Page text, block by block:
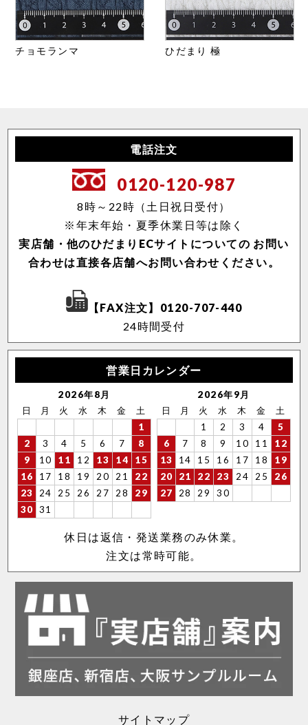
チョモランマ ひだまり 極
電話注文
0120-120-987
8時～22時（土日祝日受付）
※年末年始・夏季休業日等は除く
実店舗・他のひだまりECサイトについての お問い
合わせは直接各店舗へお問い合わせください。
【FAX注文】0120-707-440
24時間受付
営業日カレンダー
2026年8月
日
月 火 水 木 金
土
1
2
3 4 5 6 7
8
9
10 11 12 13 14
15
16
17 18 19 20 21
22
23
24 25 26 27 28
29
30
31
2026年9月
日
月 火 水 木 金
土
1
2 3 4
5
6
7 8 9 10 11
12
13
14 15 16 17 18
19
20
21 22 23 24 25
26
27
28 29 30
休日は返信・発送業務のみ休業。
注文は常時可能。
サイトマップ